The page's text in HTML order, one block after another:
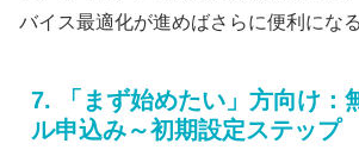
バイス最適化が進めばさらに便利にな
7. 「まず始めたい」方向け：
ル申込み～初期設定ステップ